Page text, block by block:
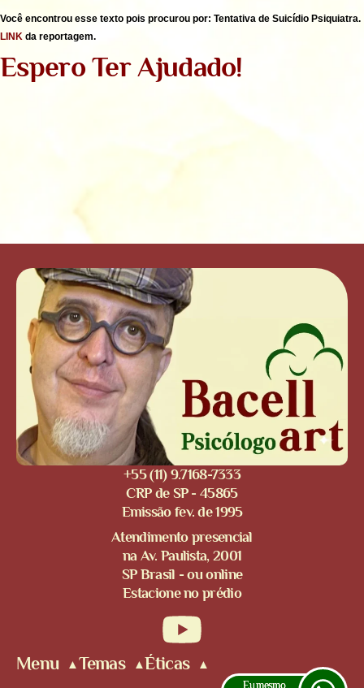
Você encontrou esse texto pois procurou por: Tentativa de Suicídio Psiquiatra.
LINK da reportagem.
Espero Ter Ajudado!
+55 (11) 9.7168-7333
CRP de SP - 45865
Emissão fev. de 1995
Atendimento presencial
na Av. Paulista, 2001
SP Brasil - ou online
Estacione no prédio
Menu Temas Éticas
Eu mesmo